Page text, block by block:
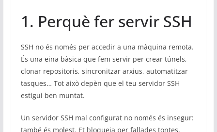
1. Perquè fer servir SSH
SSH no és només per accedir a una màquina remota.
És una eina bàsica que fem servir per crear túnels,
clonar repositoris, sincronitzar arxius, automatitzar
tasques… Tot això depèn que el teu servidor SSH
estigui ben muntat.
Un servidor SSH mal configurat no només és insegur:
també és molest. Et bloqueja per fallades tontes,